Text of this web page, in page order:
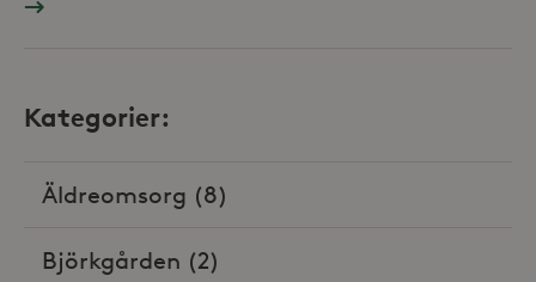
Kategorier:
Äldreomsorg (8)
Björkgården (2)